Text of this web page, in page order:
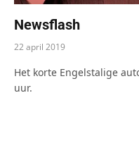
Newsflash
22 april 2019
Het korte Engelstalige
uur.